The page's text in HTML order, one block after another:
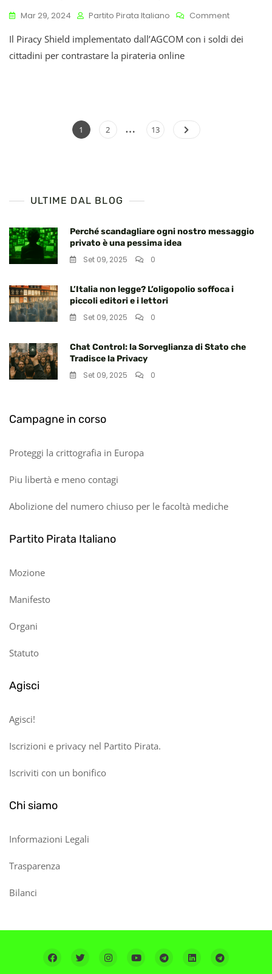
Mar 29, 2024 Partito Pirata Italiano CommentOn
Piracy?
Il Piracy Shield implementato dall’AGCOM con i soldi dei
cittadini per contrastare la pirateria online
Paginazione
Page
1 Page
2 … Page
13
ULTIME DAL BLOG
Perché scandagliare ogni nostro messaggio
privato è una pessima idea
Set 09, 2025
0
L’Italia non legge? L’oligopolio soffoca i
piccoli editori e i lettori
Set 09, 2025
0
Chat Control: la Sorveglianza di Stato che
Tradisce la Privacy
Set 09, 2025
0
Campagne in corso
Proteggi la crittografia in Europa
Piu libertà e meno contagi
Abolizione del numero chiuso per le facoltà mediche
Partito Pirata Italiano
Mozione
Manifesto
Organi
Statuto
Agisci
Agisci!
Iscrizioni e privacy nel Partito Pirata.
Iscriviti con un bonifico
Chi siamo
Informazioni Legali
Trasparenza
Bilanci